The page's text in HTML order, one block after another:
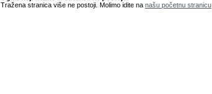
Tražena stranica više ne postoji. Molimo idite na našu početnu stranicu